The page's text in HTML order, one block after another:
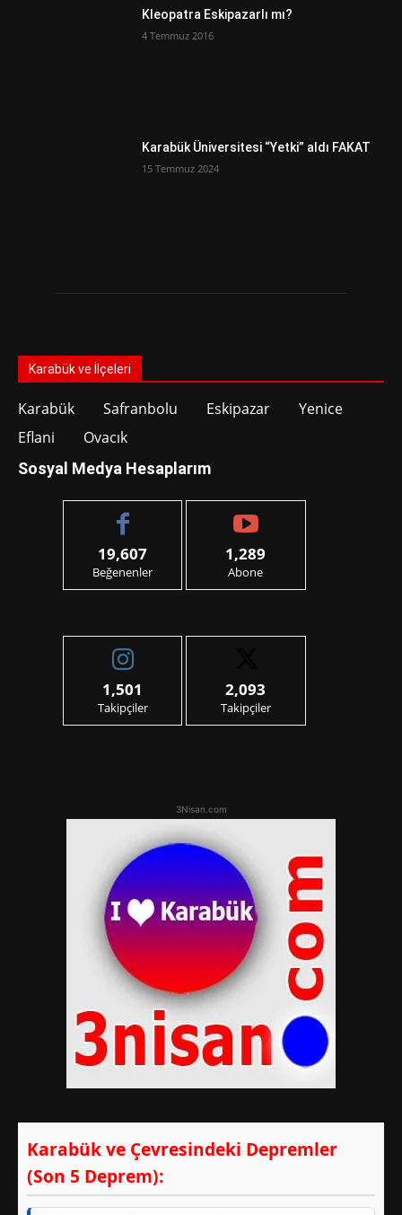
Kleopatra Eskipazarlı mı?
4 Temmuz 2016
Karabük Üniversitesi “Yetki” aldı FAKAT
15 Temmuz 2024
Karabük ve İlçeleri
Karabük Safranbolu Eskipazar
Yenice
Eflani
Ovacık
Sosyal Medya Hesaplarım
19,607
Beğenenler
1,289
Abone
1,501
Takipçiler
2,093
Takipçiler
3Nisan.com